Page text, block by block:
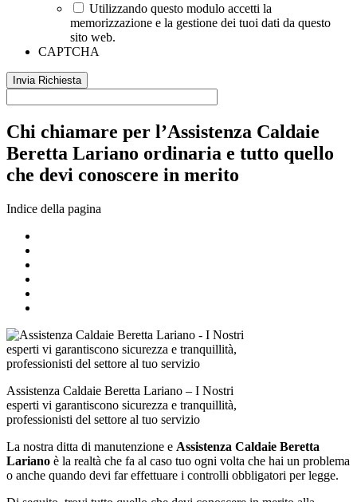
Utilizzando questo modulo accetti la
memorizzazione e la gestione dei tuoi dati da questo
sito web.
CAPTCHA
Chi chiamare per l’Assistenza Caldaie
Beretta Lariano ordinaria e tutto quello
che devi conoscere in merito
Indice della pagina
Assistenza Caldaie Beretta Lariano – I Nostri
esperti vi garantiscono sicurezza e tranquillità,
professionisti del settore al tuo servizio
La nostra ditta di manutenzione e Assistenza Caldaie Beretta
Lariano è la realtà che fa al caso tuo ogni volta che hai un problema
o anche quando devi far effettuare i controlli obbligatori per legge.